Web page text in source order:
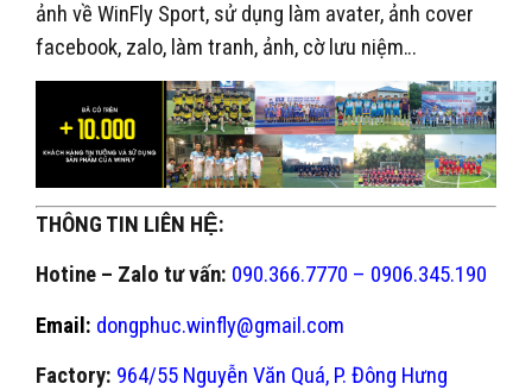
ảnh về WinFly Sport, sử dụng làm avater, ảnh cover
facebook, zalo, làm tranh, ảnh, cờ lưu niệm…
THÔNG TIN LIÊN HỆ:
Hotine – Zalo tư vấn: 090.366.7770 – 0906.345.190
Email: dongphuc.winfly@gmail.com
Factory: 964/55 Nguyễn Văn Quá, P. Đông Hưng